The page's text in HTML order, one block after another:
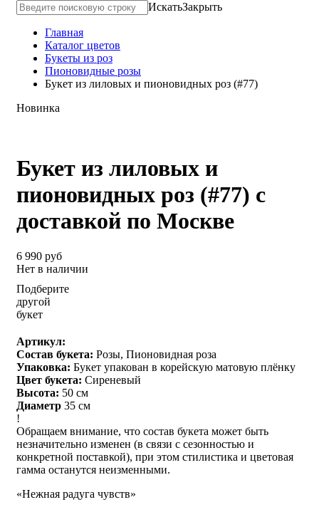
ИскатьЗакрыть
Главная
Каталог цветов
Букеты из роз
Пионовидные розы
Букет из лиловых и пионовидных роз (#77)
Новинка
Букет из лиловых и
пионовидных роз (#77) с
доставкой по Москве
6 990 руб
Нет в наличии
Подберите
другой
букет
Артикул:
Состав букета: Розы, Пионовидная роза
Упаковка: Букет упакован в корейскую матовую плёнку
Цвет букета: Сиреневый
Высота: 50 см
Диаметр 35 см
!
Обращаем внимание, что состав букета может быть
незначительно изменен (в связи с сезонностью и
конкретной поставкой), при этом стилистика и цветовая
гамма останутся неизменными.
«Нежная радуга чувств»